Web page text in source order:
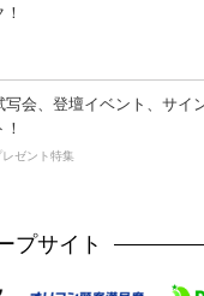
！
写会、登壇イベント、サイ
！
レゼント特集
プサイト